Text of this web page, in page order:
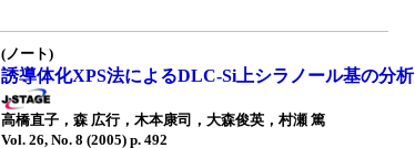
(ノート)
誘導体化XPS法によるDLC-Si上シラノール基の分析
高橋直子，森 広行，木本康司，大森俊英，村瀬 篤
Vol. 26, No. 8 (2005) p. 492